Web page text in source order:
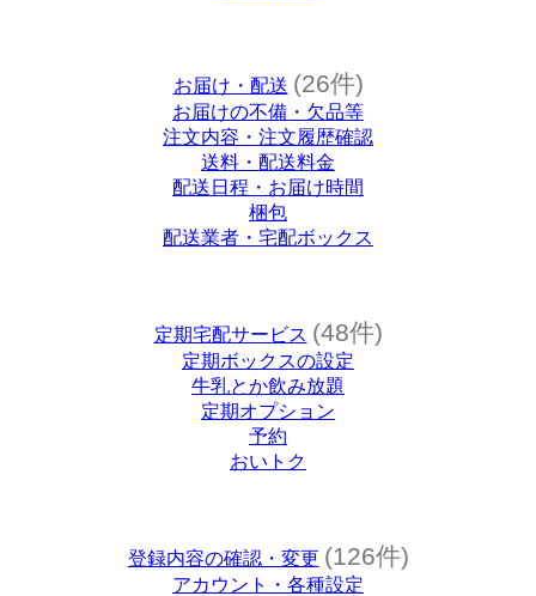
お届け・配送 (26件)
お届けの不備・欠品等
注文内容・注文履歴確認
送料・配送料金
配送日程・お届け時間
梱包
配送業者・宅配ボックス
定期宅配サービス (48件)
定期ボックスの設定
牛乳とか飲み放題
定期オプション
予約
おいトク
登録内容の確認・変更 (126件)
アカウント・各種設定